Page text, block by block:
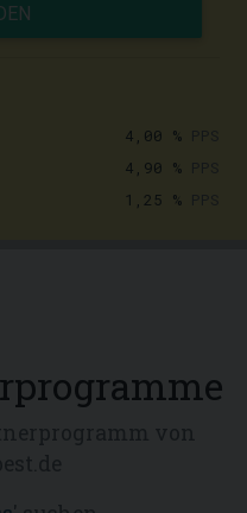
4,00 %
4,90 %
1,25 %